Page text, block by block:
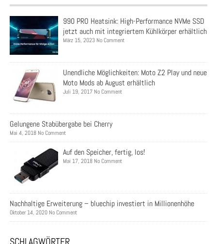
990 PRO Heatsink: High-Performance NVMe SSD
jetzt auch mit integriertem Kühlkörper erhältlich
März 15, 2023 No Comment
Unendliche Möglichkeiten: Moto Z2 Play und neue
Moto Mods ab August erhältlich
Juli 19, 2017 No Comment
Gelungene Stabübergabe bei Cherry
Mai 4, 2018 No Comment
Auf den Speicher, fertig, los!
Mai 17, 2018 No Comment
Nachhaltige Erweiterung – bluechip investiert in Millionenhöhe
Oktober 14, 2020 No Comment